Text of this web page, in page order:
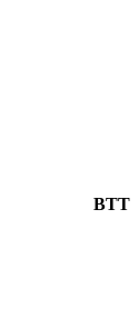
BTT